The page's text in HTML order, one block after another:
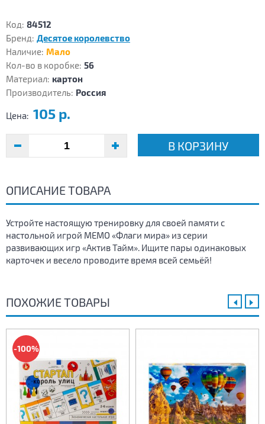
Код: 84512
Бренд: Десятое королевство
Наличие: Мало
Кол-во в коробке: 56
Материал: картон
Производитель: Россия
Цена: 105 р.
В КОРЗИНУ
ОПИСАНИЕ ТОВАРА
Устройте настоящую тренировку для своей памяти с
настольной игрой МЕМО «Флаги мира» из серии
развивающих игр «Актив Тайм». Ищите пары одинаковых
карточек и весело проводите время всей семьёй!
ПОХОЖИЕ ТОВАРЫ
-100%